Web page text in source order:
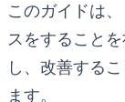
このガイドは、
スをすること
し、改善するこ
ます。